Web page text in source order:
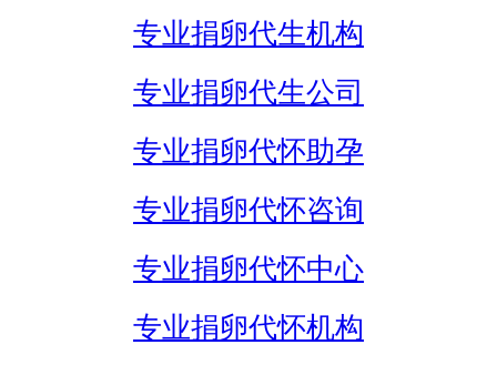
专业捐卵代生机构
专业捐卵代生公司
专业捐卵代怀助孕
专业捐卵代怀咨询
专业捐卵代怀中心
专业捐卵代怀机构